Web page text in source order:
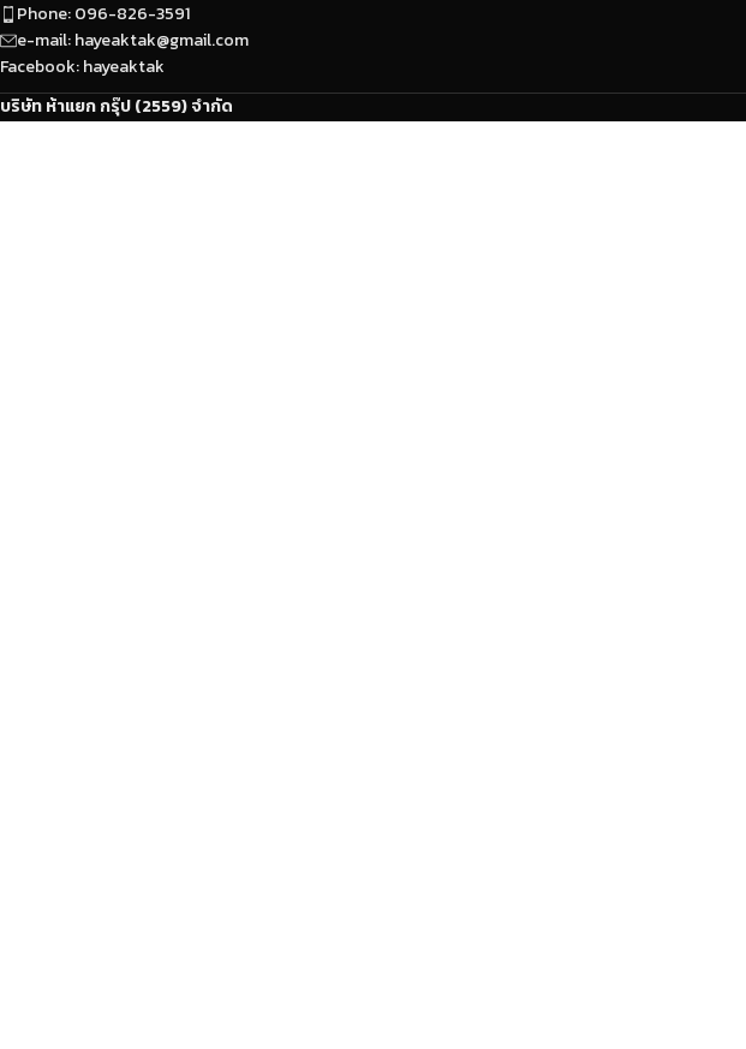
Phone: 096-826-3591
e-mail: hayeaktak@gmail.com
Facebook: hayeaktak
บริษัท ห้าแยก กรุ๊ป (2559) จำกัด